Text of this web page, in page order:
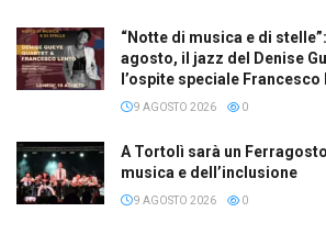
“Notte di musica e di
agosto, il jazz del Denise
l’ospite speciale Francesco
9 AGOSTO 2026 0
A Tortolì sarà un
musica e dell’inclusione
9 AGOSTO 2026 0